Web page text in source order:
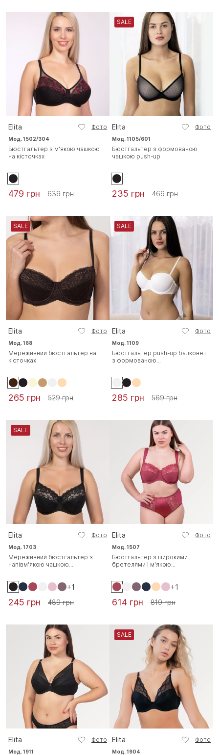
Elita Фото
Мод. 1502/304
Бюстгальтер з м'якою чашкою
на кісточках
479 грн 639 грн
SALE
Elita Фото
Мод. 1105/601
Бюстгальтер з формованою
чашкою push-up
235 грн 469 грн
SALE
Elita Фото
Мод. 168
Мереживний бюстгальтер на
кісточках
265 грн 529 грн
SALE
Elita Фото
Мод. 1109
Бюстгальтер push-up балконет
з формованою...
285 грн 569 грн
SALE
Elita Фото
Мод. 1703
Мереживний бюстгальтер з
напівм'якою чашкою...
+1
245 грн 489 грн
Elita Фото
Мод. 1507
Бюстгальтер з широкими
бретелями і м'якою...
+1
614 грн 819 грн
Elita Фото
Мод. 1911
SALE
Elita Фото
Мод. 1904